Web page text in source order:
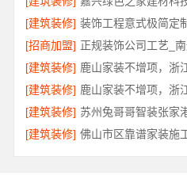
[建筑装修] 装饰工程意式极简定
[招商加盟]
[建筑装修]
[建筑装修] 鹿山家装不增项，浙
[建筑装修]
[建筑装修] 佛山市区靠谱家装施